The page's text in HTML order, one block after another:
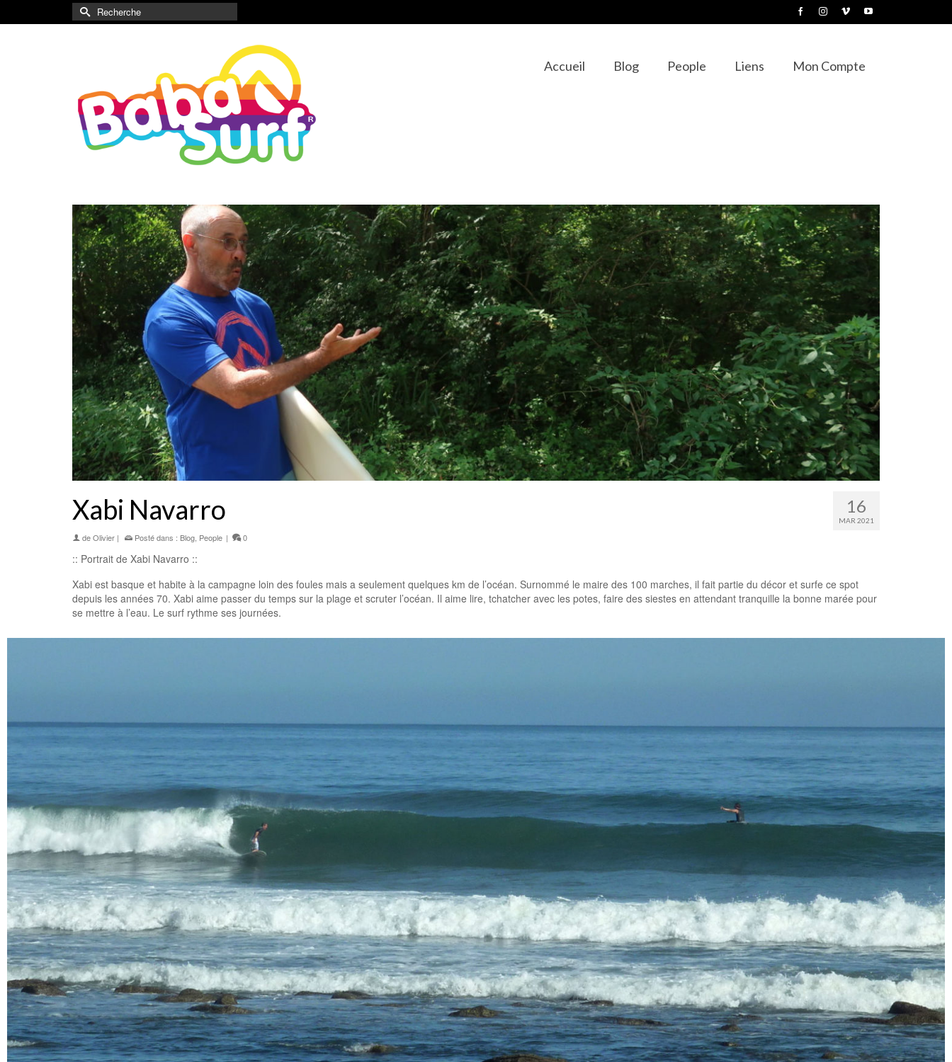
Rechercher :
Accueil Blog People Liens Mon Compte
16
MAR 2021
Xabi Navarro
deOlivier | Posté dans : Blog People | 0
:: Portrait de Xabi Navarro ::
Xabi est basque et habite à la campagne loin des foules mais a seulement quelques km de l’océan. Surnommé le maire des 100 marches, il fait partie du décor et surfe ce spot
depuis les années 70. Xabi aime passer du temps sur la plage et scruter l’océan. Il aime lire, tchatcher avec les potes, faire des siestes en attendant tranquille la bonne marée pour
se mettre à l’eau. Le surf rythme ses journées.